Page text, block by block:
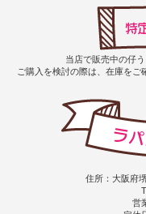
当店で販売中の仔
ご購入を検討の際は、在庫をご
住所：大阪府
営